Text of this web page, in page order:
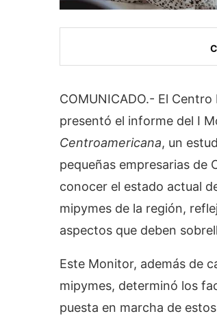
COMUNICADO.- El
presentó el informe del I
Centroamericana, un
pequeñas empresarias de
conocer el estado actual
mipymes de la región,
aspectos que deben
Este Monitor, además de
mipymes, determinó los
puesta en marcha de